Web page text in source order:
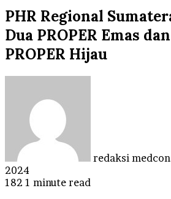
PHR Regional
Dua PROPER Emas
PROPER Hijau
redaksi
2024
182 1 minute read